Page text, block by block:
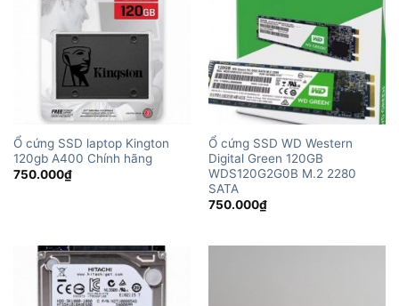
Ổ cứng SSD laptop Kington
120gb A400 Chính hãng
750.000₫
Ổ cứng SSD WD Western
Digital Green 120GB
WDS120G2G0B M.2 2280
SATA
750.000₫